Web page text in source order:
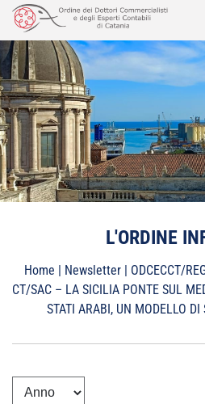
Vai
contenuto
L'ORDINE
Home | Newsletter| ODCECCT/
CT/SAC – LA SICILIA PONTE SUL
STATI ARABI, UN MODELLO